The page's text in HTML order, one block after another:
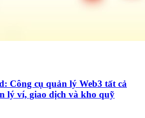
Công cụ quản lý Web3 tất cả
lý ví, giao dịch và kho quỹ